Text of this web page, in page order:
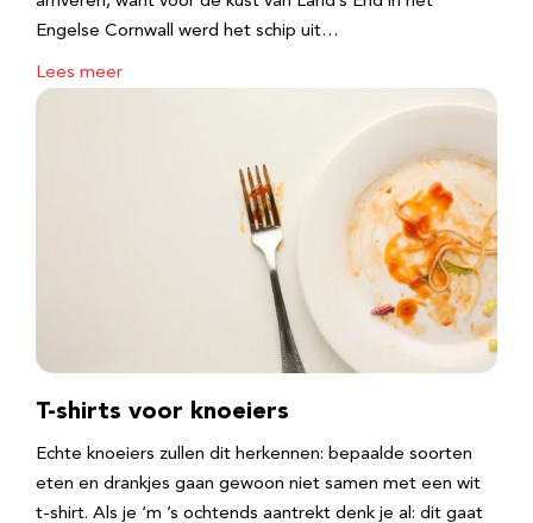
Engelse Cornwall werd het schip uit…
Lees meer
T-shirts voor knoeiers
Echte knoeiers zullen dit herkennen: bepaalde soorten
eten en drankjes gaan gewoon niet samen met een wit
t-shirt. Als je ‘m ’s ochtends aantrekt denk je al: dit gaat